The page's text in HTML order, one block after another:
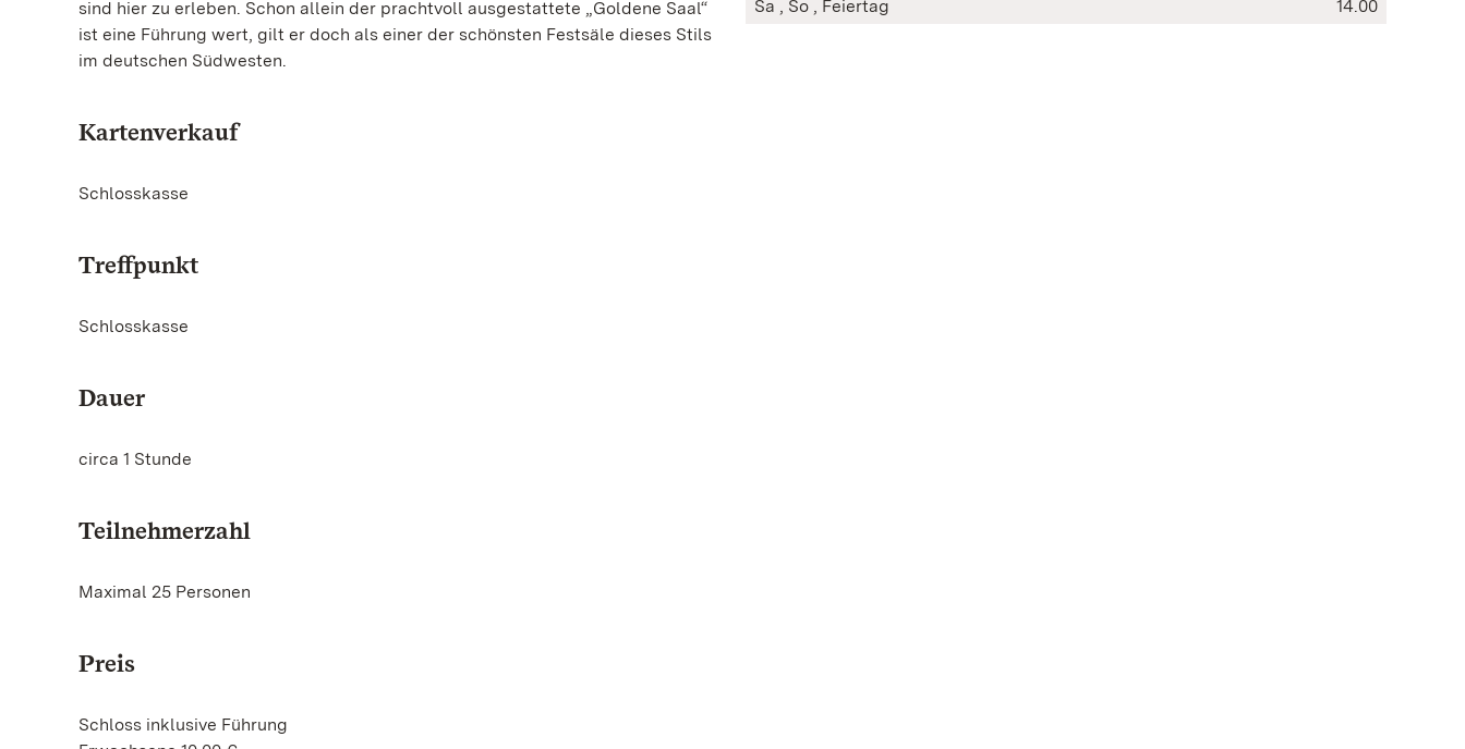
sind hier zu erleben. Schon allein der prachtvoll ausgestattete „Goldene Saal“
ist eine Führung wert, gilt er doch als einer der schönsten Festsäle dieses Stils
im deutschen Südwesten.
Sa , So , Feiertag 14.00
Kartenverkauf
Schlosskasse
Treffpunkt
Schlosskasse
Dauer
circa 1 Stunde
Teilnehmerzahl
Maximal 25 Personen
Preis
Schloss inklusive Führung